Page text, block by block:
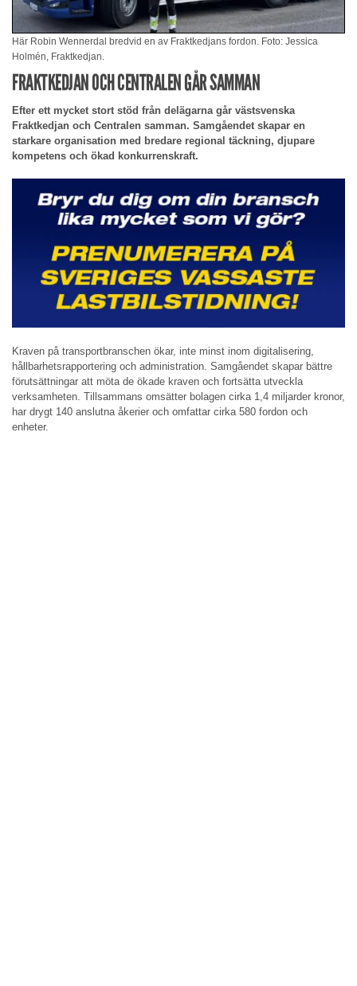
Här Robin Wennerdal bredvid en av Fraktkedjans fordon. Foto: Jessica
Holmén, Fraktkedjan.
FRAKTKEDJAN OCH CENTRALEN GÅR SAMMAN
Efter ett mycket stort stöd från delägarna går västsvenska
Fraktkedjan och Centralen samman. Samgåendet skapar en
starkare organisation med bredare regional täckning, djupare
kompetens och ökad konkurrenskraft.
Kraven på transportbranschen ökar, inte minst inom digitalisering,
hållbarhetsrapportering och administration. Samgåendet skapar bättre
förutsättningar att möta de ökade kraven och fortsätta utveckla
verksamheten. Tillsammans omsätter bolagen cirka 1,4 miljarder kronor,
har drygt 140 anslutna åkerier och omfattar cirka 580 fordon och
enheter.